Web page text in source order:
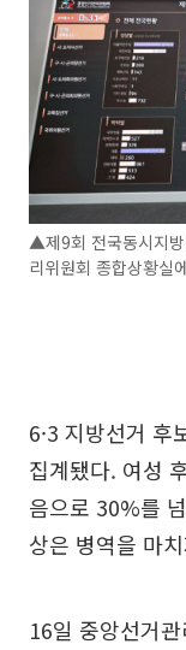
▲제9회 전국동시지
리위원회 종합상황실
6·3 지방선거 후
집계됐다. 여성
음으로 30%를
상은 병역을 마
16일 중앙선거